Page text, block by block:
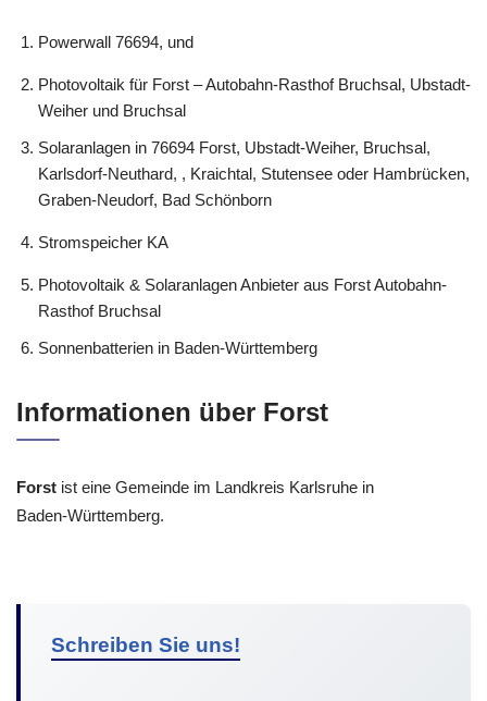
Powerwall 76694, und
Photovoltaik für Forst – Autobahn-Rasthof Bruchsal, Ubstadt-
Weiher und Bruchsal
Solaranlagen in 76694 Forst, Ubstadt-Weiher, Bruchsal,
Karlsdorf-Neuthard, , Kraichtal, Stutensee oder Hambrücken,
Graben-Neudorf, Bad Schönborn
Stromspeicher KA
Photovoltaik & Solaranlagen Anbieter aus Forst Autobahn-
Rasthof Bruchsal
Sonnenbatterien in Baden-Württemberg
Informationen über Forst
Forst ist eine Gemeinde im Landkreis Karlsruhe in
Baden-Württemberg.
Schreiben Sie uns!